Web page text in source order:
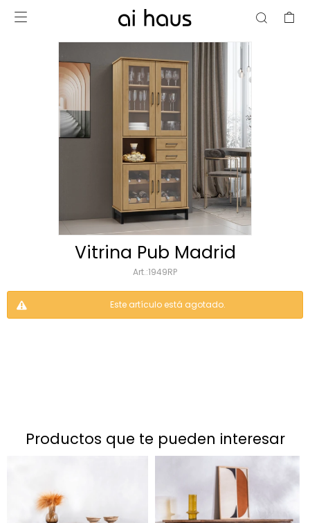

Vitrina Pub Madrid
1949RP
Este artículo está agotado.
productos que te pueden interesar